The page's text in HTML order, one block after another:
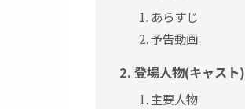
あらすじ
予告動画
登場人物(キャスト)
主要人物